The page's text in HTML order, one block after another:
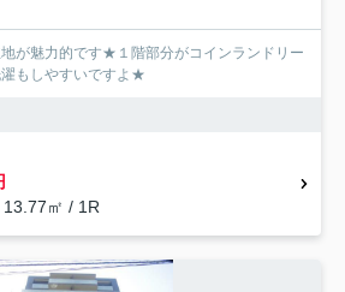
が魅力的です★１階部分がコインランドリー
もしやすいですよ★
㎡ / 1R